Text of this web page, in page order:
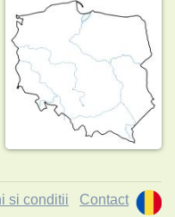
si conditii Contact